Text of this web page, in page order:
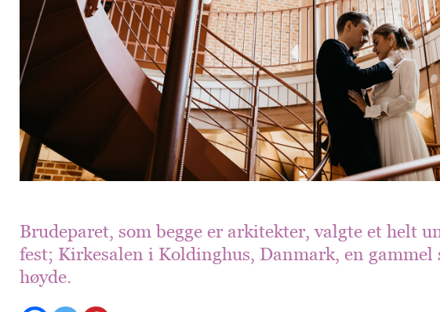
Brudeparet, som begge er arkitekter, valgte et helt
fest; Kirkesalen i Koldinghus, Danmark, en gammel
høyde.